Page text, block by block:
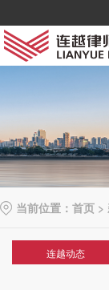
当前位置： 首页 >
连越动态